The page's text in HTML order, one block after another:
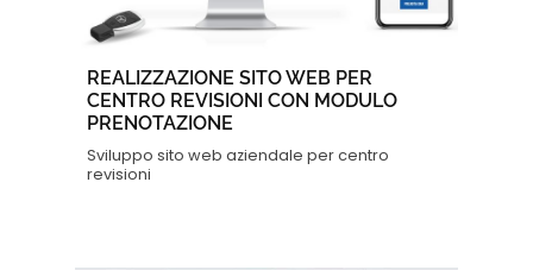
REALIZZAZIONE SITO WEB PER
CENTRO REVISIONI CON MODULO
PRENOTAZIONE
Sviluppo sito web aziendale per centro
revisioni